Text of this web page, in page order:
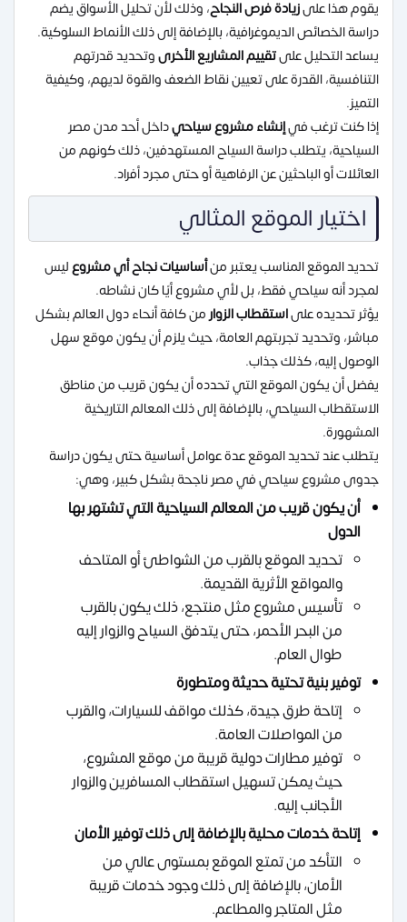
يقوم هذا علىزيادة فرص النجاح، وذلك لأن تحليل الأسواق يضم
دراسة الخصائص الديموغرافية، بالإضافة إلى ذلك الأنماط السلوكية.
يساعد التحليل علىتقييم المشاريع الأخرىوتحديد قدرتهم
التنافسية، القدرة على تعيين نقاط الضعف والقوة لديهم، وكيفية
التميز.
إذا كنت ترغب فيإنشاء مشروع سياحيداخل أحد مدن مصر
السياحية، يتطلب دراسة السياح المستهدفين، ذلك كونهم من
العائلات أو الباحثين عن الرفاهية أو حتى مجرد أفراد.
اختيار الموقع المثالي
تحديد الموقع المناسب يعتبر منأساسيات نجاح أي مشروعليس
لمجرد أنه سياحي فقط، بل لأي مشروع أيًا كان نشاطه.
يؤثر تحديده علىاستقطاب الزوار من كافة أنحاء دول العالم بشكل
مباشر، وتحديد تجربتهم العامة، حيث يلزم أن يكون موقع سهل
الوصول إليه، كذلك جذاب.
يفضل أن يكون الموقع التي تحدده أن يكون قريب من مناطق
الاستقطاب السياحي، بالإضافة إلى ذلك المعالم التاريخية
المشهورة.
يتطلب عند تحديد الموقع عدة عوامل أساسية حتى يكون دراسة
جدوى مشروع سياحي في مصر ناجحة بشكل كبير، وهي:
أن يكون قريب من المعالم السياحية التي تشتهر بها
الدول
تحديد الموقع بالقرب من الشواطئ أو المتاحف
والمواقع الأثرية القديمة.
تأسيس مشروع مثل منتجع، ذلك يكون بالقرب
من البحر الأحمر، حتى يتدفق السياح والزوار إليه
طوال العام.
توفير بنية تحتية حديثة ومتطورة
إتاحة طرق جيدة، كذلك مواقف للسيارات، والقرب
من المواصلات العامة.
توفير مطارات دولية قريبة من موقع المشروع،
حيث يمكن تسهيل استقطاب المسافرين والزوار
الأجانب إليه.
إتاحة خدمات محلية بالإضافة إلى ذلك توفير الأمان
التأكد من تمتع الموقع بمستوى عالي من
الأمان، بالإضافة إلى ذلك وجود خدمات قريبة
مثل المتاجر والمطاعم.